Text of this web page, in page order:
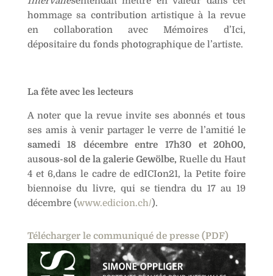
hommage sa contribution artistique à la revue
en collaboration avec Mémoires d’Ici,
dépositaire du fonds photographique de l’artiste.
La fête avec les lecteurs
A noter que la revue invite ses abonnés et tous
ses amis à venir partager le verre de l’amitié le
samedi 18 décembre entre 17h30 et 20h00,
ausous-sol de la galerie Gewölbe,Ruelle du Haut
4 et 6,dans le cadre de edICIon21, la Petite foire
biennoise du livre, qui se tiendra du 17 au 19
décembre (www.edicion.ch/).
Télécharger le communiqué de presse (PDF)